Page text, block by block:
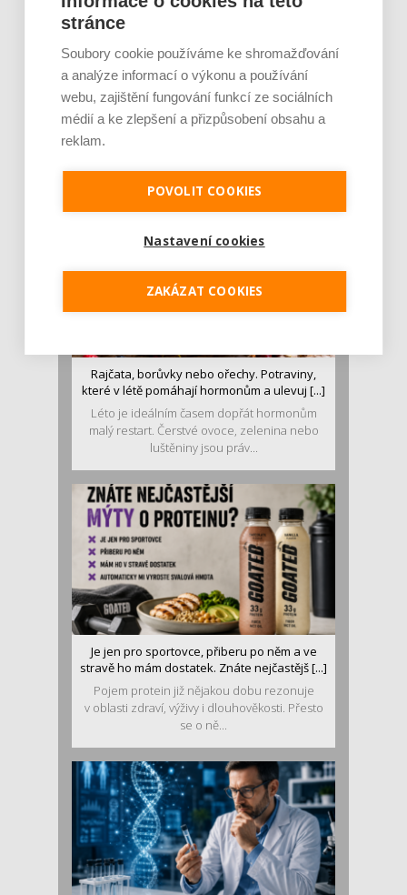
proteinových drinků. Reaguje na
Palubní deska auta se v létě rozpálí
až na 80 °C. Mobilům hrozí
poškození baterie, riziková je i
navigace
MOHLO BY VÁS ZAJÍMAT:
Rajčata, borůvky nebo ořechy. Potraviny,
které v létě pomáhají hormonům a ulevuj [...]
Léto je ideálním časem dopřát hormonům
malý restart. Čerstvé ovoce, zelenina nebo
luštěniny jsou práv...
Je jen pro sportovce, přiberu po něm a ve
stravě ho mám dostatek. Znáte nejčastějš [...]
Pojem protein již nějakou dobu rezonuje
v oblasti zdraví, výživy i dlouhověkosti. Přesto
se o ně...
stránce
Soubory cookie používáme ke shromažďování
a analýze informací o výkonu a používání
webu, zajištění fungování funkcí ze sociálních
médií a ke zlepšení a přizpůsobení obsahu a
reklam.
POVOLIT COOKIES
Nastavení cookies
ZAKÁZAT COOKIES